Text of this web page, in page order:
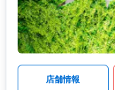
店舗情報